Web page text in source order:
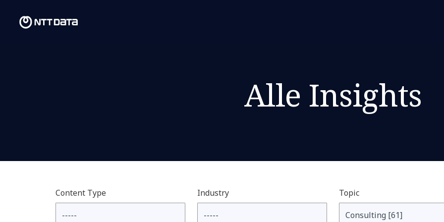
Alle Insights
Content Type Industry
Topic